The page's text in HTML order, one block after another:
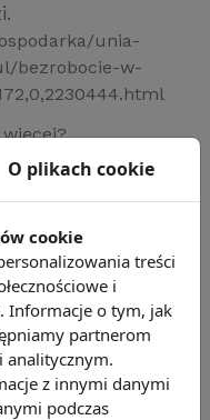
unia-
bezrobocie-w-
O plikach cookie
cookie
treści
i
Informacje o tym, jak
partnerom
analitycznym.
z innymi danymi
podczas